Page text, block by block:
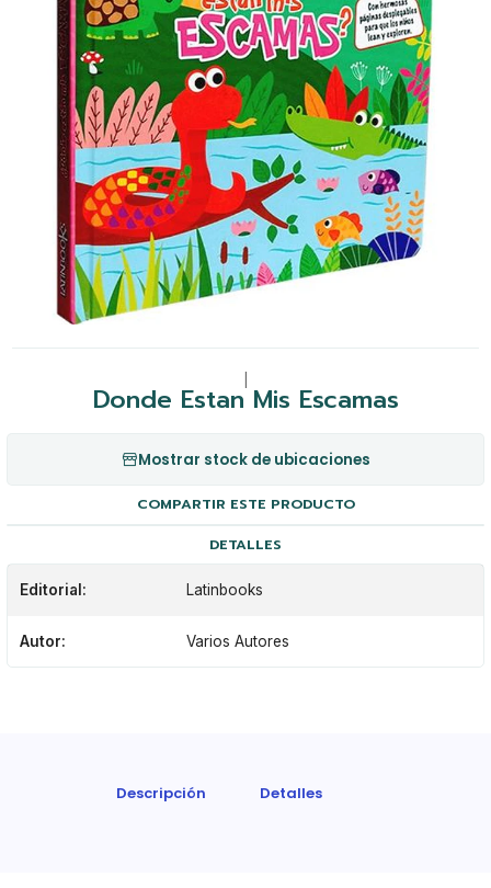
Donde Estan Mis Escamas
Mostrar stock de ubicaciones
COMPARTIR ESTE PRODUCTO
DETALLES
Editorial: Latinbooks
Autor: Varios Autores
Descripción Detalles